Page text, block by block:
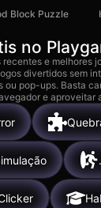
Block Puzzle
no
e melhores
divertidos sem
pop-ups. Basta
e aproveitar